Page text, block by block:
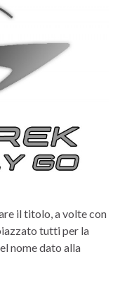
il titolo, a volte con
tutti per la
nome dato alla